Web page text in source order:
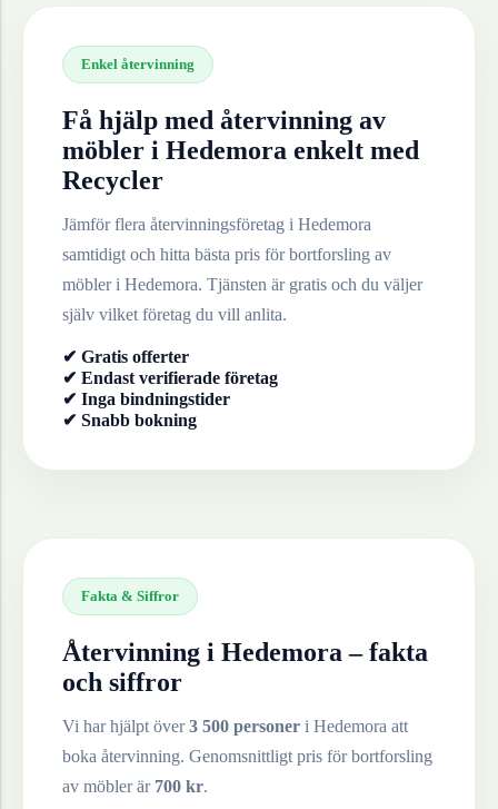
Enkel återvinning
Få hjälp med återvinning av
möbler i Hedemora enkelt med
Recycler
Jämför flera återvinningsföretag i Hedemora
samtidigt och hitta bästa pris för bortforsling av
möbleri Hedemora. Tjänsten är gratis och du väljer
själv vilket företag du vill anlita.
✔ Gratis offerter
✔ Endast verifierade företag
✔ Inga bindningstider
✔ Snabb bokning
Fakta & Siffror
Återvinning i Hedemora – fakta
och siffror
Vi har hjälpt över3 500 personer i Hedemora att
boka återvinning. Genomsnittligt pris för bortforsling
av möblerär 700 kr.